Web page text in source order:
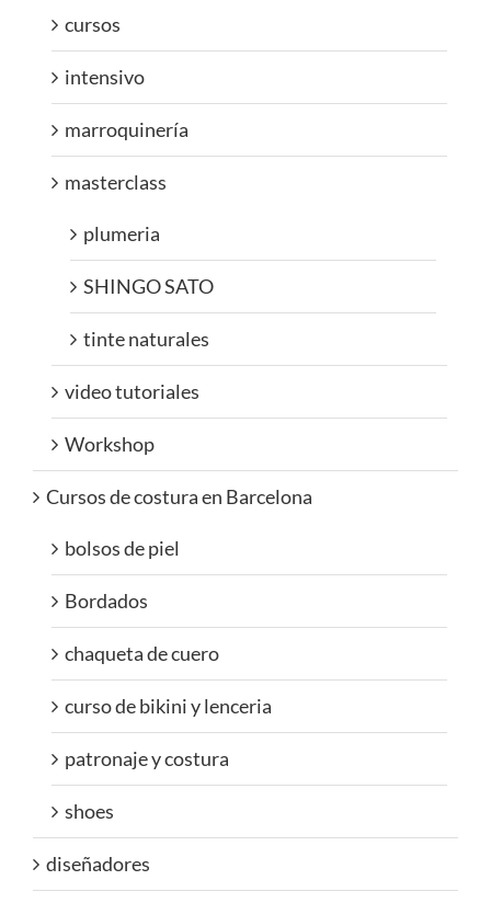
cursos
intensivo
marroquinería
masterclass
plumeria
SHINGO SATO
tinte naturales
video tutoriales
Workshop
Cursos de costura en Barcelona
bolsos de piel
Bordados
chaqueta de cuero
curso de bikini y lenceria
patronaje y costura
shoes
diseñadores